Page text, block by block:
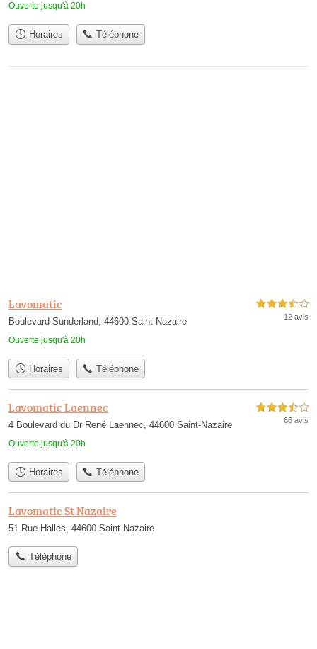
Ouverte jusqu'à 20h
Horaires Téléphone
Lavomatic
Boulevard Sunderland, 44600 Saint-Nazaire
Ouverte jusqu'à 20h
3,5 étoiles sur 5
12 avis
Horaires Téléphone
Lavomatic Laennec
4 Boulevard du Dr René Laennec, 44600 Saint-Nazaire
Ouverte jusqu'à 20h
3,5 étoiles sur 5
66 avis
Horaires Téléphone
Lavomatic St Nazaire
51 Rue Halles, 44600 Saint-Nazaire
Téléphone